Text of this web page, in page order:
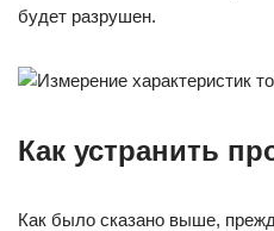
будет разрушен.
Как устранить
Как было сказано выше,